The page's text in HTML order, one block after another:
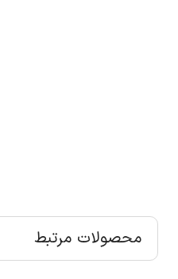
محصولات مرتبط